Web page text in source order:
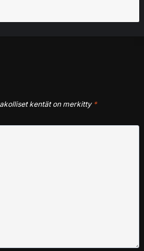
kentät on merkitty *